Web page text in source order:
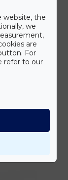
website, the
we
are
For
refer to our